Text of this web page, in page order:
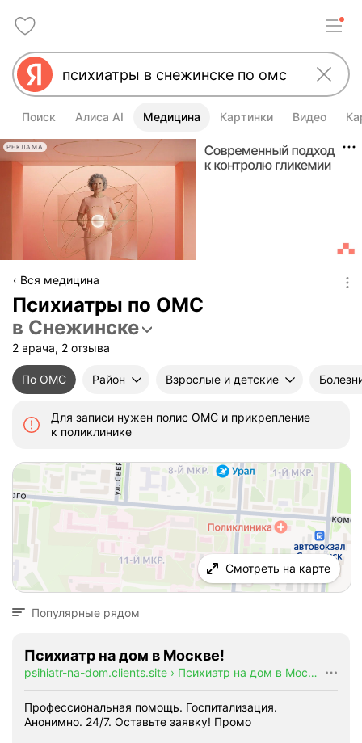
Поиск Алиса AI Медицина Картинки Видео
РЕКЛАМА
Вся медицина
Психиатры по ОМС
в Снежинске
2 врача, 2 отзыва
По ОМС Район Взрослые и детские
Для записи нужен полис ОМС и прикрепление
к поликлинике
Смотреть на карте
Популярные рядом
Психиатр на дом в Москве!
psihiatr-na-dom.clients.site › Психиатр на дом в Москве!
Профессиональная помощь. Госпитализация.
Анонимно. 24/7. Оставьте заявку! Промо